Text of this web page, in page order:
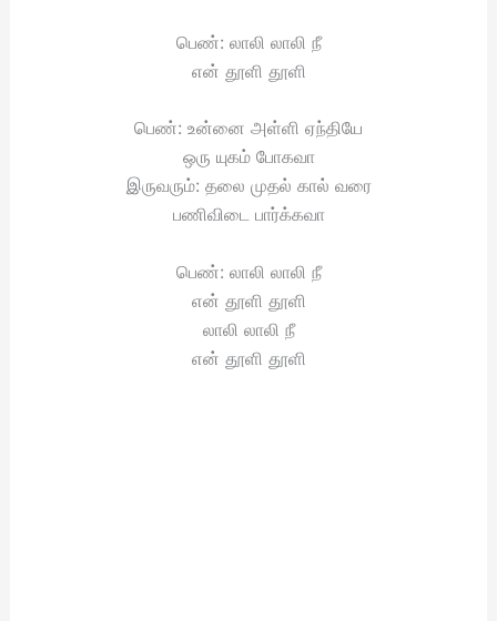
பெண்: லாலி லாலி நீ
என் தூளி தூளி
பெண்: உன்னை அள்ளி ஏந்தியே
ஒரு யுகம் போகவா
இருவரும்: தலை முதல் கால் வரை
பணிவிடை பார்க்கவா
பெண்: லாலி லாலி நீ
என் தூளி தூளி
லாலி லாலி நீ
என் தூளி தூளி